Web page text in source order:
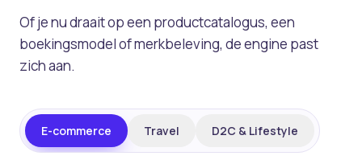
Of je nu draait op een productcatalogus, een
boekingsmodel of merkbeleving, de engine past
zich aan.
E-commerce Travel D2C & Lifestyle